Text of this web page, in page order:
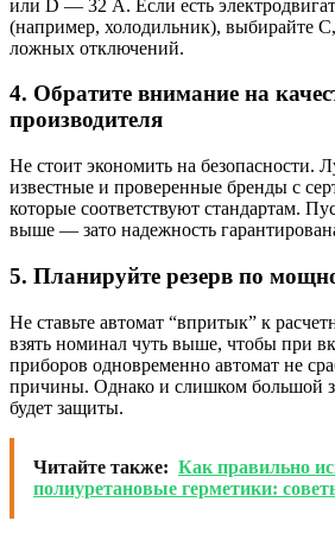
или D — 32 А. Если есть
(например, холодильник), выбирайте
ложных отключений.
4. Обратите внимание на
производителя
Не стоит экономить на безопасности.
известные и проверенные бренды с
которые соответствуют стандартам.
выше — зато надежность
5. Планируйте резерв по
Не ставьте автомат “впритык” к
взять номинал чуть выше, чтобы при
приборов одновременно автомат не
причины. Однако и слишком большой
будет защиты.
Читайте также: Как правильно
полиуретановые герметики: